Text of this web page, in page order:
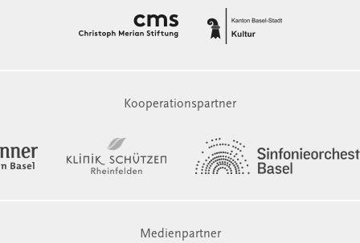
Kooperationspartner
Medienpartner